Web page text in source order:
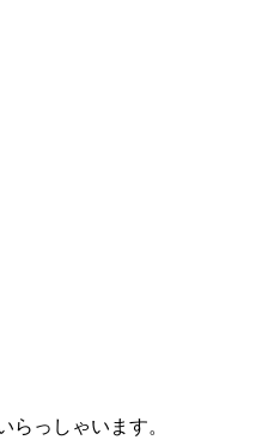
っしゃいます。